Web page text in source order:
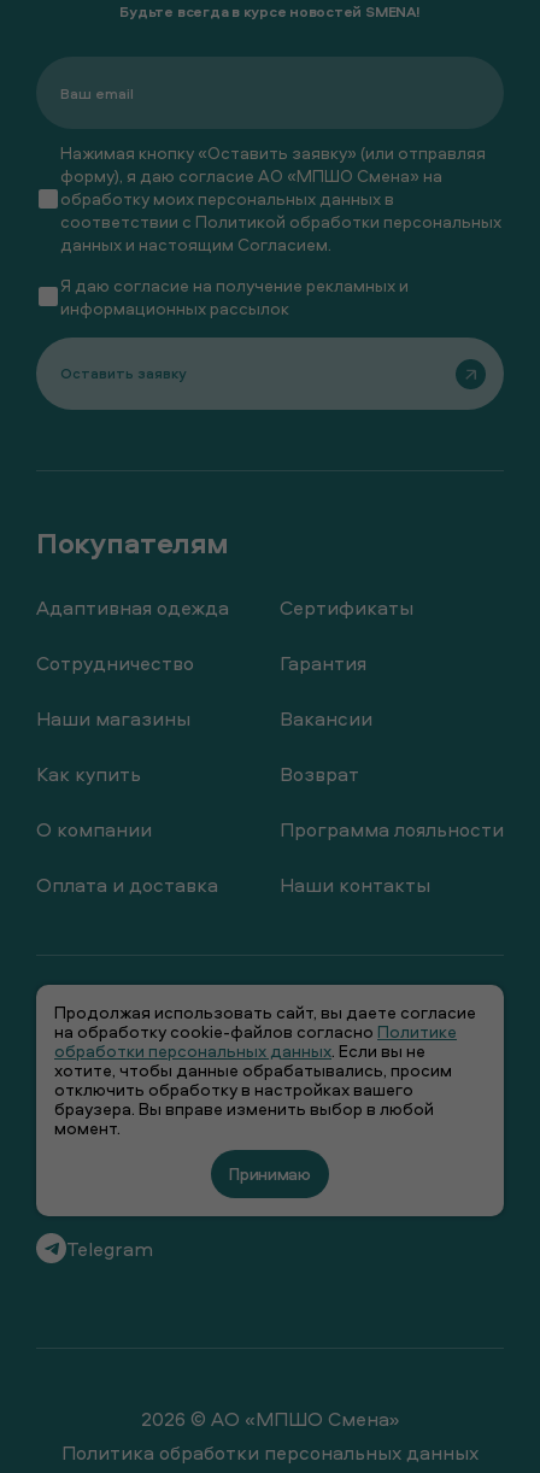
Адаптивная одежда
Сотрудничество
Наши магазины
Как купить
О компании
Оплата и доставка
Сертификаты
Гарантия
Вакансии
Возврат
Программа лояльности
Наши контакты
+7 (495) 66-00-106
info@smenawear.ru
Telegram
Будьте всегда в курсе новостей SMENA!
Нажимая кнопку «Оставить заявку» (или отправляя
форму), я даю согласие АО «МПШО Смена» на
обработку моих персональных данных в
соответствии с Политикой обработки персональных
данных и настоящим Согласием.
Я даю согласие на получение рекламных и
информационных рассылок
Оставить заявку
2026 © АО «МПШО Смена»
Политика обработки персональных данных
Продолжая использовать сайт, вы даете согласие
на обработку cookie-файлов согласно Политике
обработки персональных данных. Если вы не
хотите, чтобы данные обрабатывались, просим
отключить обработку в настройках вашего
браузера. Вы вправе изменить выбор в любой
момент.
Принимаю